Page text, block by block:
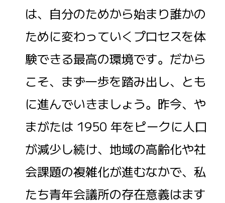
は、自分のためから始まり誰かの
ために変わっていくプロセスを体
験できる最高の環境です。だから
こそ、まず一歩を踏み出し、とも
に進んでいきましょう。昨今、や
まがたは 1950 年をピークに人口
が減少し続け、地域の高齢化や社
会課題の複雑化が進むなかで、私
たち青年会議所の存在意義はます